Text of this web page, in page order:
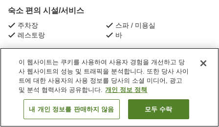
숙소 편의 시설/서비스
주차장
스파 / 미용실
레스토랑
바
인도네시아 중부 자바 마겔랑 아트리아 호텔 마겔랑
객실 보기
이 웹사이트는 쿠키를 사용하여 사용자 경험을 개선하고 당
사 웹사이트의 성능 및 트래픽을 분석합니다. 또한 당사 사이
트에 대한 사용자의 사용 정보를 당사의 소셜 미디어, 광고
및 분석 협력사와 공유합니다. 개인 정보 정책
내 개인 정보를 판매하지 않음 모두 수락